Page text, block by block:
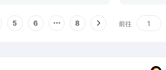
5 6 8 前往